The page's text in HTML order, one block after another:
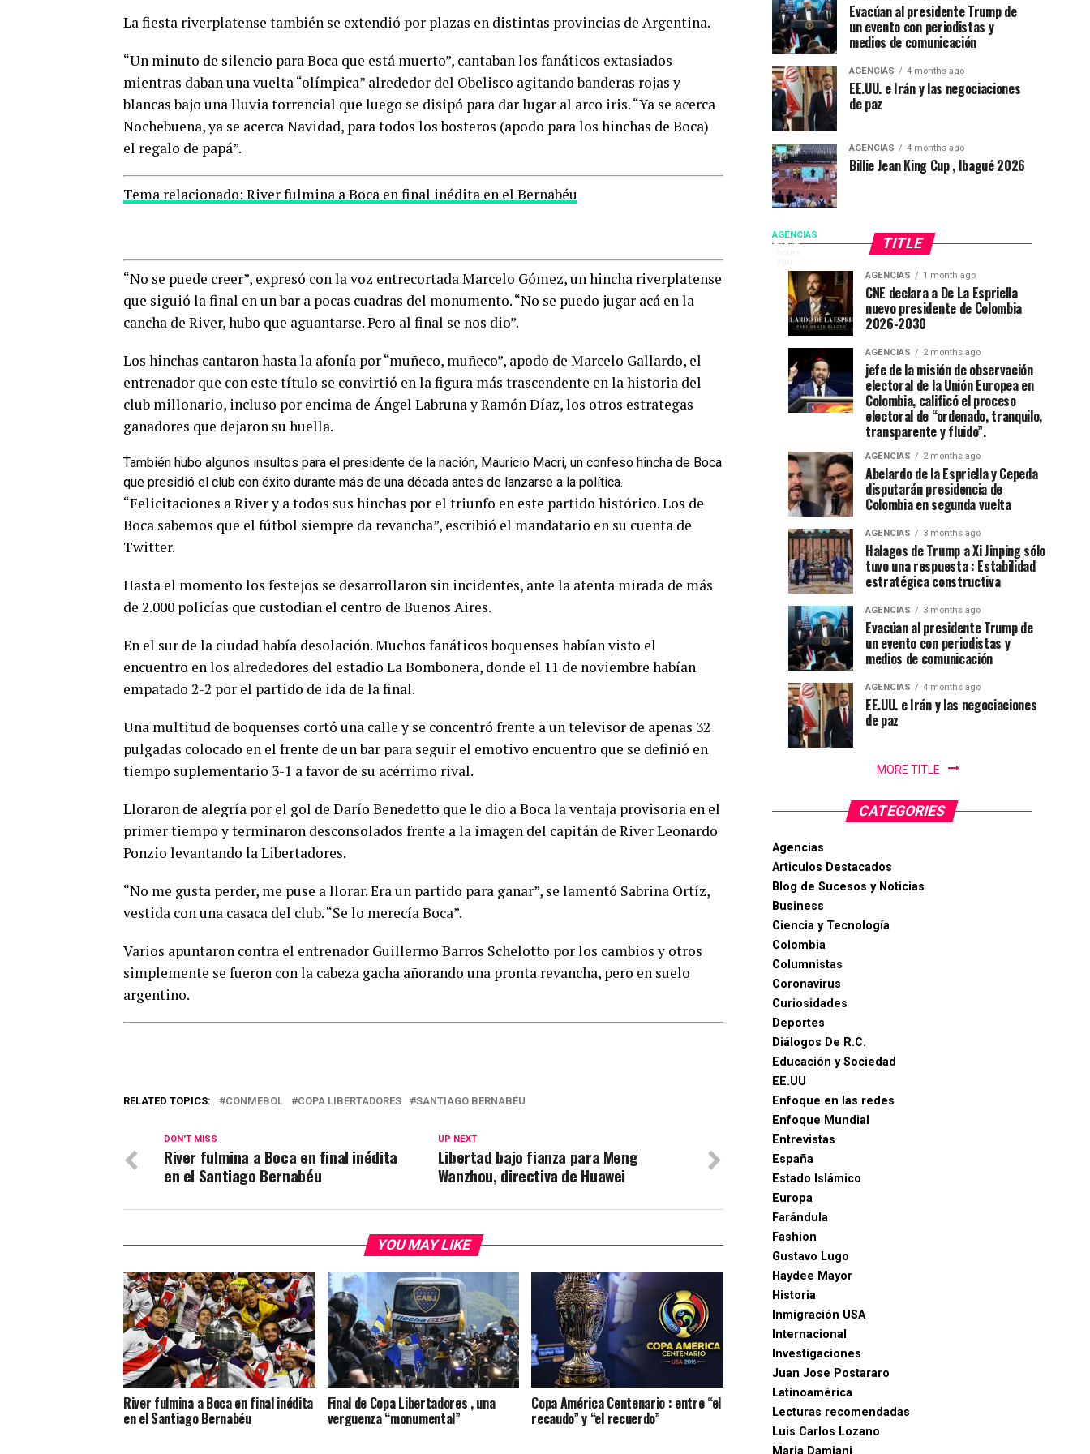
La fiesta riverplatense también se extendió por plazas en distintas provincias de Argentina.
“Un minuto de silencio para Boca que está muerto”, cantaban los fanáticos extasiados
mientras daban una vuelta “olímpica” alrededor del Obelisco agitando banderas rojas y
blancas bajo una lluvia torrencial que luego se disipó para dar lugar al arco iris. “Ya se acerca
Nochebuena, ya se acerca Navidad, para todos los bosteros (apodo para los hinchas de Boca)
el regalo de papá”.
Tema relacionado: River fulmina a Boca en final inédita en el Bernabéu
“No se puede creer”, expresó con la voz entrecortada Marcelo Gómez, un hincha riverplatense
que siguió la final en un bar a pocas cuadras del monumento. “No se puedo jugar acá en la
cancha de River, hubo que aguantarse. Pero al final se nos dio”.
Los hinchas cantaron hasta la afonía por “muñeco, muñeco”, apodo de Marcelo Gallardo, el
entrenador que con este título se convirtió en la figura más trascendente en la historia del
club millonario, incluso por encima de Ángel Labruna y Ramón Díaz, los otros estrategas
ganadores que dejaron su huella.
También hubo algunos insultos para el presidente de la nación, Mauricio Macri, un confeso hincha de Boca
que presidió el club con éxito durante más de una década antes de lanzarse a la política.
“Felicitaciones a River y a todos sus hinchas por el triunfo en este partido histórico. Los de
Boca sabemos que el fútbol siempre da revancha”, escribió el mandatario en su cuenta de
Twitter.
Hasta el momento los festejos se desarrollaron sin incidentes, ante la atenta mirada de más
de 2.000 policías que custodian el centro de Buenos Aires.
En el sur de la ciudad había desolación. Muchos fanáticos boquenses habían visto el
encuentro en los alrededores del estadio La Bombonera, donde el 11 de noviembre habían
empatado 2-2 por el partido de ida de la final.
Una multitud de boquenses cortó una calle y se concentró frente a un televisor de apenas 32
pulgadas colocado en el frente de un bar para seguir el emotivo encuentro que se definió en
tiempo suplementario 3-1 a favor de su acérrimo rival.
Lloraron de alegría por el gol de Darío Benedetto que le dio a Boca la ventaja provisoria en el
primer tiempo y terminaron desconsolados frente a la imagen del capitán de River Leonardo
Ponzio levantando la Libertadores.
“No me gusta perder, me puse a llorar. Era un partido para ganar”, se lamentó Sabrina Ortíz,
vestida con una casaca del club. “Se lo merecía Boca”.
Varios apuntaron contra el entrenador Guillermo Barros Schelotto por los cambios y otros
simplemente se fueron con la cabeza gacha añorando una pronta revancha, pero en suelo
argentino.
RELATED TOPICS: CONMEBOL COPA LIBERTADORES SANTIAGO BERNABÉU
UP NEXT
Libertad bajo fianza para Meng
Wanzhou, directiva de Huawei
DON'T MISS
River fulmina a Boca en final inédita
en el Santiago Bernabéu
YOU MAY LIKE
River fulmina a Boca en final inédita
en el Santiago Bernabéu
Final de Copa Libertadores , una
verguenza “monumental”
Copa América Centenario : entre “el
recaudo” y “el recuerdo”
Evacúan al presidente Trump de
un evento con periodistas y
medios de comunicación
AGENCIAS 4 months ago
EE.UU. e Irán y las negociaciones
de paz
AGENCIAS 4 months ago
Billie Jean King Cup , Ibagué 2026
TITLE
AGENCIAS
14
De
La
Espriella
toma
posesión
presidente
de
Colombia
en
cantón
militar
de
Cali
EP
NEWS
posesión
presidencial
Colombia
recuperación
del
orden
lucha
contra
crimen...
AGENCIAS
3
weeks
ago
Campeonato
internacional
natación
Ibagué
AGENCIAS
4
weeks
ago
“Mi
casa
está
fiesta”
festival
del
folclor
colombiano
AGENCIAS 1 month ago
CNE declara a De La Espriella
nuevo presidente de Colombia
2026-2030
AGENCIAS 2 months ago
jefe de la misión de observación
electoral de la Unión Europea en
Colombia, calificó el proceso
electoral de “ordenado, tranquilo,
transparente y fluido”.
AGENCIAS 2 months ago
Abelardo de la Espriella y Cepeda
disputarán presidencia de
Colombia en segunda vuelta
AGENCIAS 3 months ago
Halagos de Trump a Xi Jinping sólo
tuvo una respuesta : Estabilidad
estratégica constructiva
AGENCIAS 3 months ago
Evacúan al presidente Trump de
un evento con periodistas y
medios de comunicación
AGENCIAS 4 months ago
EE.UU. e Irán y las negociaciones
de paz
MORE TITLE
CATEGORIES
Agencias
Articulos Destacados
Blog de Sucesos y Noticias
Business
Ciencia y Tecnología
Colombia
Columnistas
Coronavirus
Curiosidades
Deportes
Diálogos De R.C.
Educación y Sociedad
EE.UU
Enfoque en las redes
Enfoque Mundial
Entrevistas
España
Estado Islámico
Europa
Farándula
Fashion
Gustavo Lugo
Haydee Mayor
Historia
Inmigración USA
Internacional
Investigaciones
Juan Jose Postararo
Latinoamérica
Lecturas recomendadas
Luis Carlos Lozano
Maria Damiani